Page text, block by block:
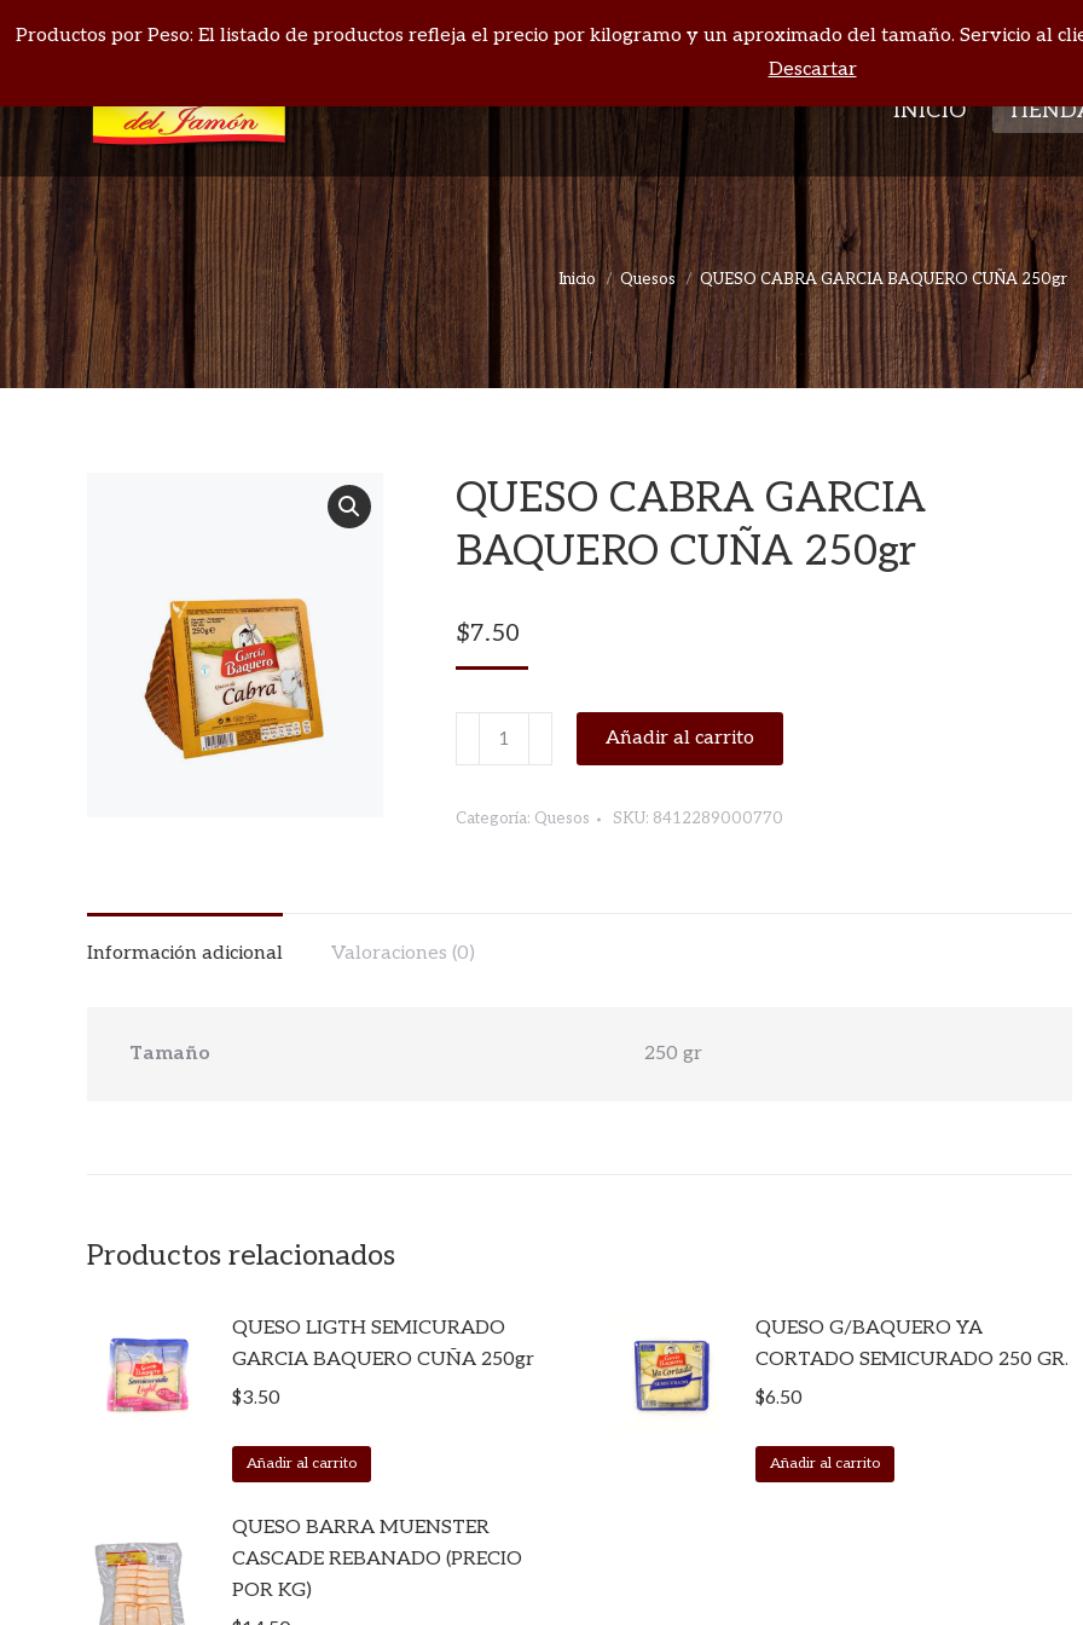
Productos por Peso: El listado de productos refleja el precio por kilogramo y un aproximado del tamaño. Servicio al
Descartar
INICIO
Estás aquí:
Inicio Quesos QUESO CABRA GARCIA BAQUERO CUÑA 250gr
QUESO CABRA GARCIA
BAQUERO CUÑA 250gr
$7.50
QUESO
CABRA
BAQUERO
Añadir al carrito
Categoría: Quesos SKU: 8412289000770
Información adicional Valoraciones (0)
Tamaño 250 gr
Productos relacionados
QUESO LIGTH SEMICURADO
GARCIA BAQUERO CUÑA 250gr
$3.50
Añadir al carrito
QUESO G/BAQUERO YA
CORTADO SEMICURADO 250 GR.
$6.50
Añadir al carrito
QUESO BARRA MUENSTER
CASCADE REBANADO (PRECIO
POR KG)
INICIO